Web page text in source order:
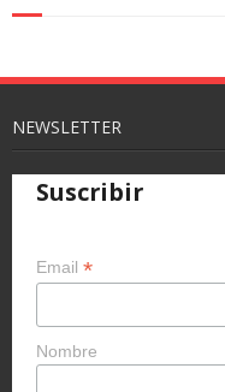
NEWSLETTER
Suscribir
Email *
Nombre